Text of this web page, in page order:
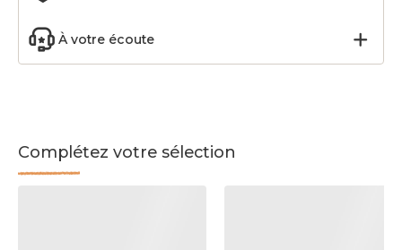
À votre écoute
Complétez votre sélection